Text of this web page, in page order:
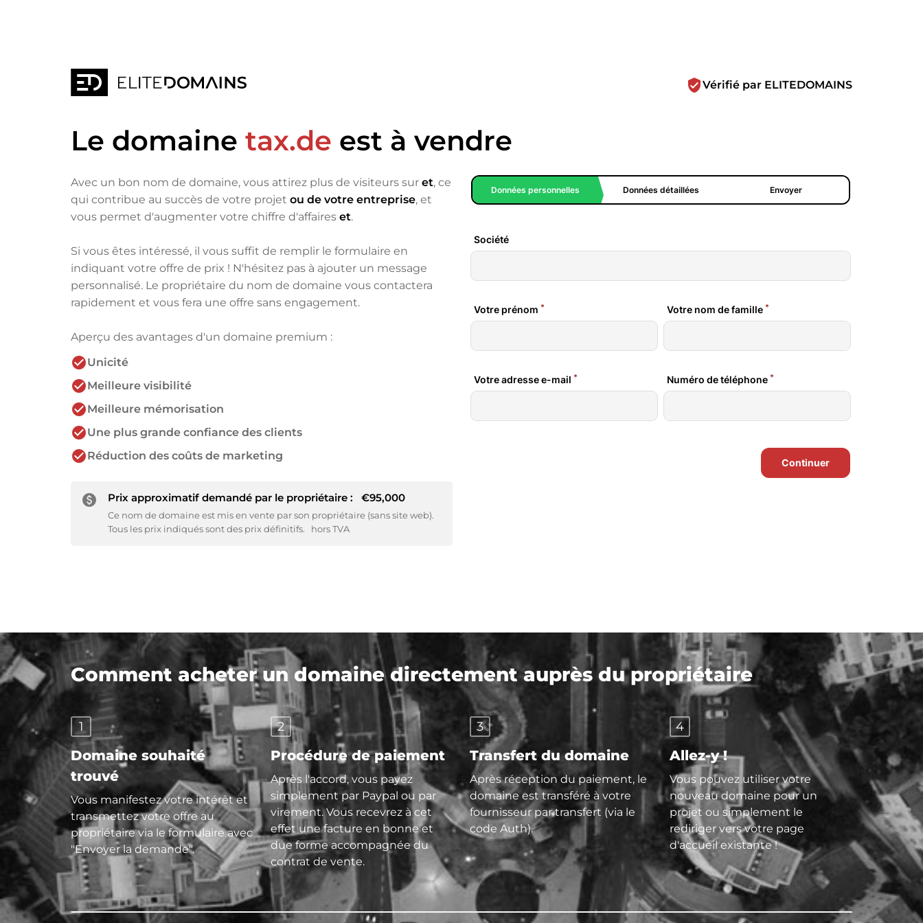
verified_userVérifié par ELITEDOMAINS
Le domaine tax.de est à vendre
Avec un bon nom de domaine, vous attirez plus de visiteurs sur et, ce
qui contribue au succès de votre projet ou de votre entreprise, et
vous permet d'augmenter votre chiffre d'affaires et.
Si vous êtes intéressé, il vous suffit de remplir le formulaire en
indiquant votre offre de prix ! N'hésitez pas à ajouter un message
personnalisé. Le propriétaire du nom de domaine vous contactera
rapidement et vous fera une offre sans engagement.
Aperçu des avantages d'un domaine premium :
check_circleUnicité
check_circleMeilleure visibilité
check_circleMeilleure mémorisation
check_circleUne plus grande confiance des clients
check_circleRéduction des coûts de marketing
paid Prix approximatif demandé par le propriétaire : €95,000
Ce nom de domaine est mis en vente par son propriétaire (sans site web).
Tous les prix indiqués sont des prix définitifs.
hors TVA
Comment acheter un domaine directement auprès du propriétaire
1
Domaine souhaité
trouvé
Vous manifestez votre intérêt et
transmettez votre offre au
propriétaire via le formulaire avec
"Envoyer la demande".
2
Procédure de paiement
Après l'accord, vous payez
simplement par Paypal ou par
virement. Vous recevrez à cet
effet une facture en bonne et
due forme accompagnée du
contrat de vente.
3
Transfert du domaine
Après réception du paiement, le
domaine est transféré à votre
fournisseur par transfert (via le
code Auth).
4
Allez-y !
Vous pouvez utiliser votre
nouveau domaine pour un
projet ou simplement le
rediriger vers votre page
d'accueil existante !